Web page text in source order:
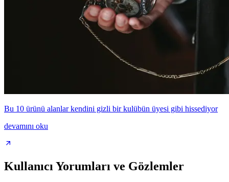
Bu 10 ürünü alanlar kendini gizli bir kulübün üyesi gibi hissediyor
devamını oku
Kullanıcı Yorumları ve Gözlemler